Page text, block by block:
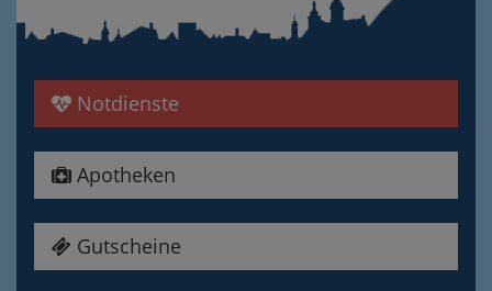
Notdienste
Apotheken
Gutscheine